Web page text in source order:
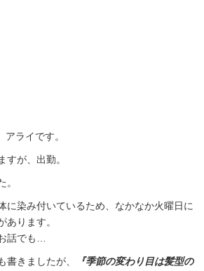
ライです。
すが、出勤。
。
に染み付いているため、なかなか火曜日に
あります。
話でも…
書きましたが、
『季節の変わり目は髪型の